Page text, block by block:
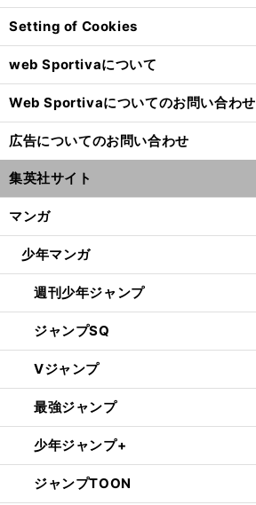
Setting of Cookies
web Sportivaについて
Web Sportivaについてのお問い合わせ
広告についてのお問い合わせ
集英社サイト
マンガ
少年マンガ
週刊少年ジャンプ
ジャンプSQ
Vジャンプ
最強ジャンプ
少年ジャンプ+
ジャンプTOON